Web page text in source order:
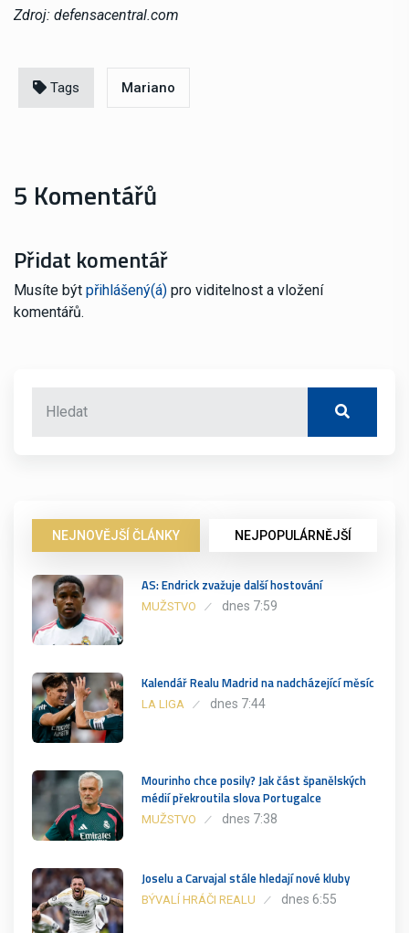
Zdroj: defensacentral.com
Tags Mariano
5 Komentářů
Přidat komentář
Musíte být přihlášený(á) pro viditelnost a vložení
komentářů.
NEJNOVĚJŠÍ ČLÁNKY NEJPOPULÁRNĚJŠÍ
AS: Endrick zvažuje další hostování
MUŽSTVO dnes 7:59
Kalendář Realu Madrid na nadcházející měsíc
LA LIGA dnes 7:44
Mourinho chce posily? Jak část španělských
médií překroutila slova Portugalce
MUŽSTVO dnes 7:38
Joselu a Carvajal stále hledají nové kluby
BÝVALÍ HRÁČI REALU dnes 6:55